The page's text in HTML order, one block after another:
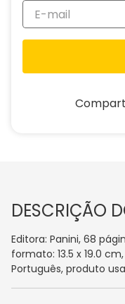
DESCRIÇÃO
Editora: Panini, 68
formato: 13.5 x 19.0
Português, produto